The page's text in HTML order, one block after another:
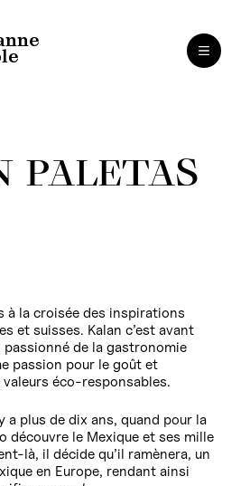
PALETAS
à la croisée des inspirations
et suisses. Kalan c’est avant
passionné de la gastronomie
passion pour le goût et
valeurs éco-responsables.
a plus de dix ans, quand pour la
découvre le Mexique et ses mille
là, il décide qu’il ramènera, un
en Europe, rendant ainsi